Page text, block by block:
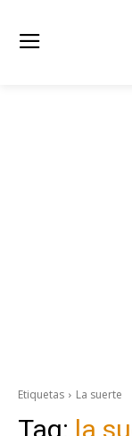
Etiquetas La suerte
Tag: la